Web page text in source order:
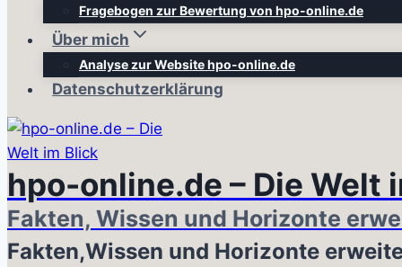
Fragebogen zur Bewertung von hpo-online.de
Über mich
Analyse zur Website hpo-online.de
Datenschutzerklärung
hpo-online.de – Die Welt
Fakten, Wissen und Horizonte
Fakten,Wissen und Horizonte